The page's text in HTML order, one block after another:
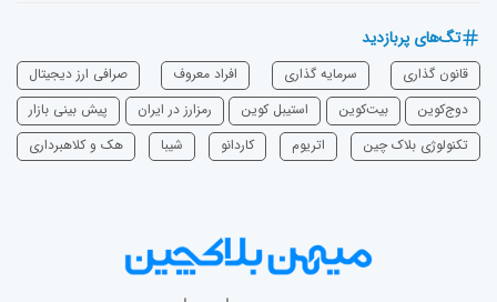
تگ‌های پربازدید
قانون گذاری سرمایه‌ گذاری افراد معروف
صرافی ارز دیجیتال
دوج‌کوین
بیت‌کوین استیبل کوین رمزارز در ایران
پیش بینی بازار
تکنولوژی بلاک چین
اتریوم ‌کاردانو شیبا هک و کلاهبرداری